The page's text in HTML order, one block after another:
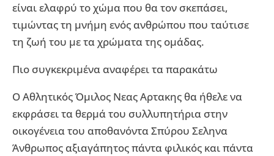
είναι ελαφρύ το χώμα που θα τον σκεπάσει,
τιμώντας τη μνήμη ενός ανθρώπου που ταύτισε
τη ζωή του με τα χρώματα της ομάδας.
Πιο συγκεκριμένα αναφέρει τα παρακάτω
Ο Αθλητικός Όμιλος Νεας Αρτακης θα ήθελε να
εκφράσει τα θερμά του συλλυπητήρια στην
οικογένεια του αποθανόντα Σπύρου Σεληνα
Άνθρωπος αξιαγάπητος πάντα φιλικός και πάντα